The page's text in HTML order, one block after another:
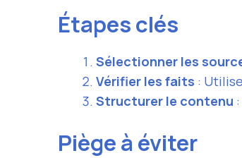
Étapes clés
Sélectionner les
Vérifier les faits :
Structurer le contenu
Piège à éviter